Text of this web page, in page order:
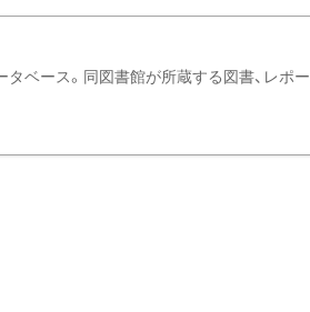
ベース。同図書館が所蔵する図書、レポー